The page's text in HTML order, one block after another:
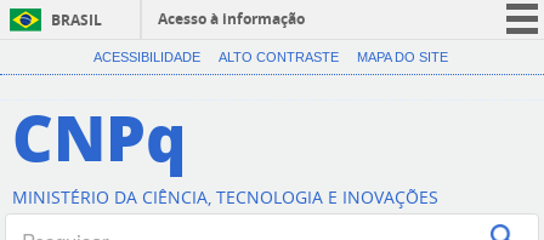
BRASIL
Acesso à informação
CORONAVÍRUS (COVID-19)
Canais
ACESSIBILIDADE ALTO CONTRASTE MAPA DO SITE
CNPq
MINISTÉRIO DA CIÊNCIA, TECNOLOGIA E INOVAÇÕES